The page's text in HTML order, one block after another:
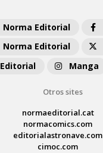
Norma Editorial
Norma Editorial
Manga
Otros sites
normaeditorial.cat
normacomics.com
editorialastronave.com
cimoc.com